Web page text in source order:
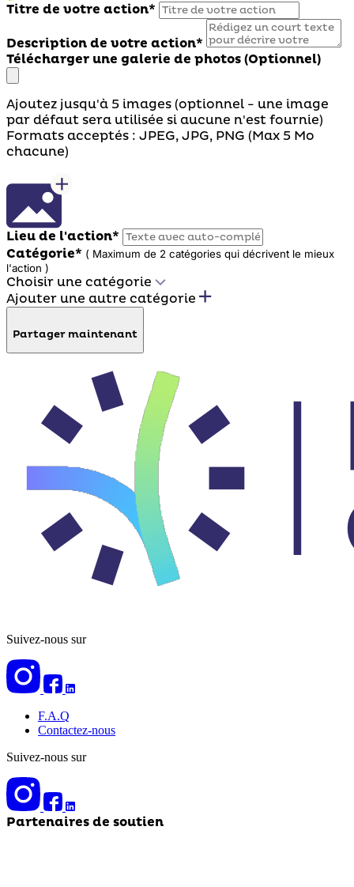
Titre de votre action*
Description de votre action*
Télécharger une galerie de photos (Optionnel)
Ajoutez jusqu'à 5 images (optionnel - une image
par défaut sera utilisée si aucune n'est fournie)
Formats acceptés : JPEG, JPG, PNG (Max 5 Mo
chacune)
Lieu de l'action*
Catégorie* ( Maximum de 2 catégories qui décrivent le mieux
l'action )
Choisir une catégorie
Ajouter une autre catégorie
Partager maintenant
Suivez-nous sur
F.A.Q
Contactez-nous
Suivez-nous sur
Partenaires de soutien